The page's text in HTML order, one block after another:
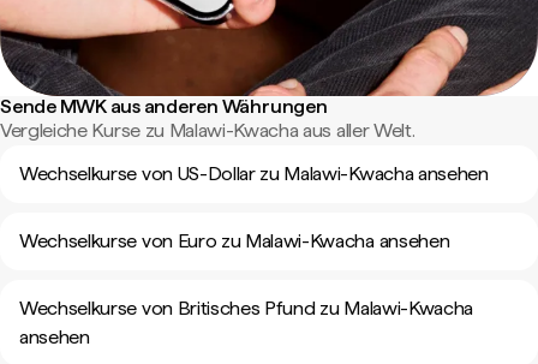
Sende MWK aus anderen Währungen
Vergleiche Kurse zu Malawi-Kwacha aus aller Welt.
Wechselkurse von US-Dollar zu Malawi-Kwacha ansehen
Wechselkurse von Euro zu Malawi-Kwacha ansehen
Wechselkurse von Britisches Pfund zu Malawi-Kwacha
ansehen